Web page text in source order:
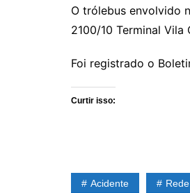
O trólebus envolvido
2100/10 Terminal Vila
Foi registrado o
Curtir isso:
Acidente